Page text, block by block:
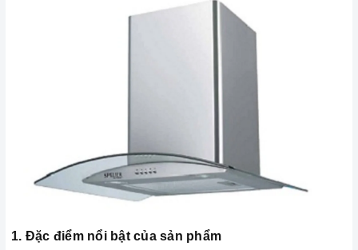
1. Đặc điểm nổi bật của sản phẩm